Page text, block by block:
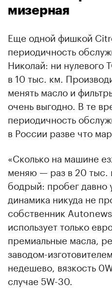
мизерная
Еще одной фишкой
периодичность
Николай: ни нулевого
в 10 тыс. км.
менять масло и
очень выгодно. В те
периодичность
в России разве что
«Сколько на машине
меняю — раз в 20 тыс.
бодрый: пробег
динамика никуда не
собственник
использует только
премиальные масла,
заводом-
недешево, вязкость
случае 5W-30.